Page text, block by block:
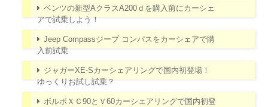
ベンツの新型AクラスA200ｄを購入前にカーシェ
アで試乗しよう！
Jeep Compassジープ コンパスをカーシェアで購
入前試乗
ジャガーXE-Sカーシェアリングで国内初登場！
ゆっくりお試し試乗？
ボルボＸＣ90とＶ60カーシェアリングで国内初登